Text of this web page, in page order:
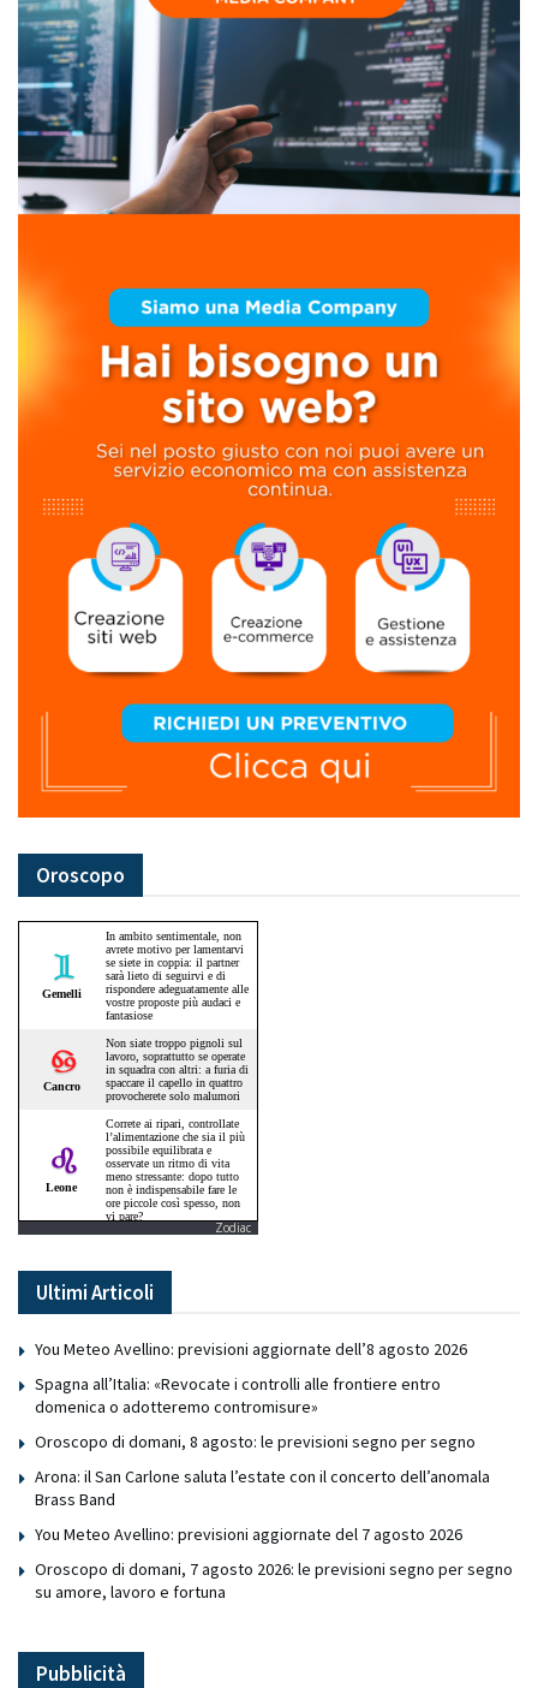
Oroscopo
Zodiac
Ultimi Articoli
You Meteo Avellino: previsioni aggiornate dell’8 agosto 2026
Spagna all’Italia: «Revocate i controlli alle frontiere entro
domenica o adotteremo contromisure»
Oroscopo di domani, 8 agosto: le previsioni segno per segno
Arona: il San Carlone saluta l’estate con il concerto dell’anomala
Brass Band
You Meteo Avellino: previsioni aggiornate del 7 agosto 2026
Oroscopo di domani, 7 agosto 2026: le previsioni segno per segno
su amore, lavoro e fortuna
Pubblicità